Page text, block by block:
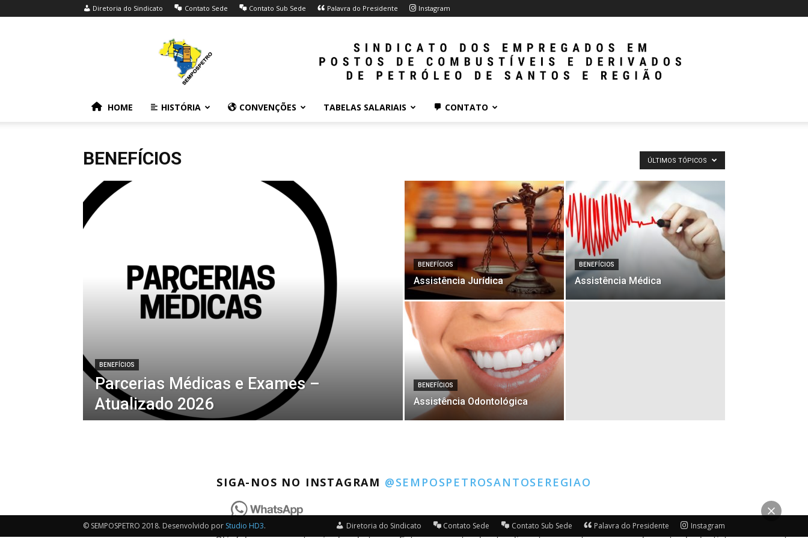
Diretoria do Sindicato Contato Sede Contato Sub Sede Palavra do Presidente Instagram
SEMPOSPETRO
HOME HISTÓRIA CONVENÇÕES TABELAS SALARIAIS CONTATO
BENEFÍCIOS ÚLTIMOS TÓPICOS
BENEFÍCIOS
Parcerias Médicas e Exames –
Atualizado 2026
BENEFÍCIOS
Assistência Jurídica
BENEFÍCIOS
Assistência Médica
BENEFÍCIOS
Assistência Odontológica
SIGA-NOS NO INSTAGRAM @SEMPOSPETROSANTOSEREGIAO
Diretoria do Sindicato Contato Sede Contato Sub Sede Palavra do Presidente Instagram
© SEMPOSPETRO 2018. Desenvolvido por Studio HD3.